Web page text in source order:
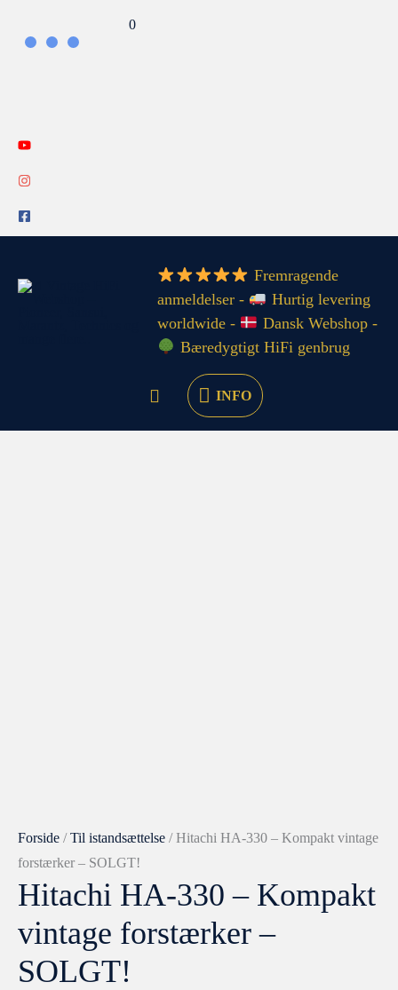
0
Fremragende
anmeldelser -
Hurtig levering
worldwide -
Dansk Webshop -
Bæredygtigt HiFi genbrug
INFO
INFO
Forside /Til istandsættelse / Hitachi HA-330 – Kompakt vintage
forstærker – SOLGT!
Hitachi HA-330 – Kompakt
vintage forstærker –
SOLGT!